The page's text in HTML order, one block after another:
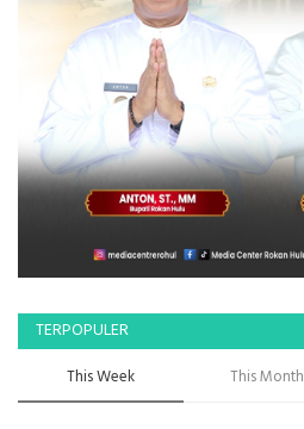
TERPOPULER
This Week This Month